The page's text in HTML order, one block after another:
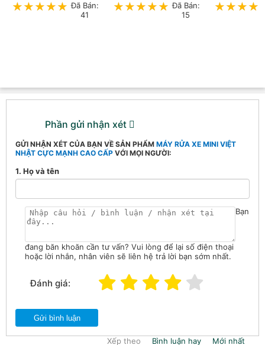
★★★★★
★★★★★ Đã Bán:
41
★★★★★
★★★★★ Đã Bán:
15
Phần gửi nhận xét
GỬI NHẬN XÉT CỦA BẠN VỀ SẢN PHẨM MÁY RỬA XE MINI VIỆT
NHẬT CỰC MẠNH CAO CẤP VỚI MỌI NGƯỜI:
1. Họ và tên
Bạn
đang băn khoăn cần tư vấn? Vui lòng để lại số điện thoại
hoặc lời nhắn, nhân viên sẽ liên hệ trả lời bạn sớm nhất.
Đánh giá:
Gửi bình luận
Xếp theo Bình luận hay Mới nhất